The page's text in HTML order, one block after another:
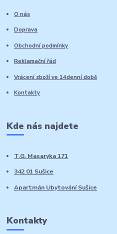
O nás
Doprava
Obchodní podmínky
Reklamační řád
Vrácení zboží ve 14denní době
Kontakty
Kde nás najdete
T.G. Masaryka 171
342 01 Sušice
Apartmán Ubytování Sušice
Kontakty